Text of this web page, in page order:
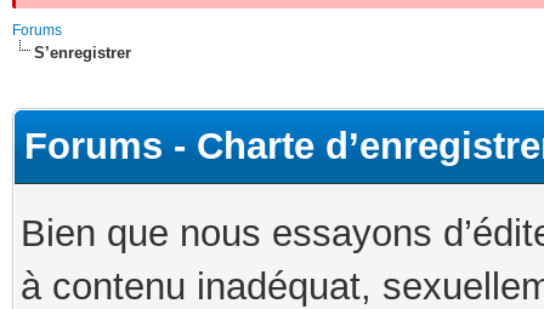
Forums
S’enregistrer
Forums - Charte
Bien que nous essayons
à contenu inadéquat,